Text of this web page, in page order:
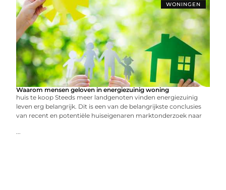
WONINGEN
Waarom mensen geloven in energiezuinig woning
huis te koop Steeds meer landgenoten vinden energiezuinig
leven erg belangrijk. Dit is een van de belangrijkste conclusies
van recent en potentiële huiseigenaren marktonderzoek naar
...